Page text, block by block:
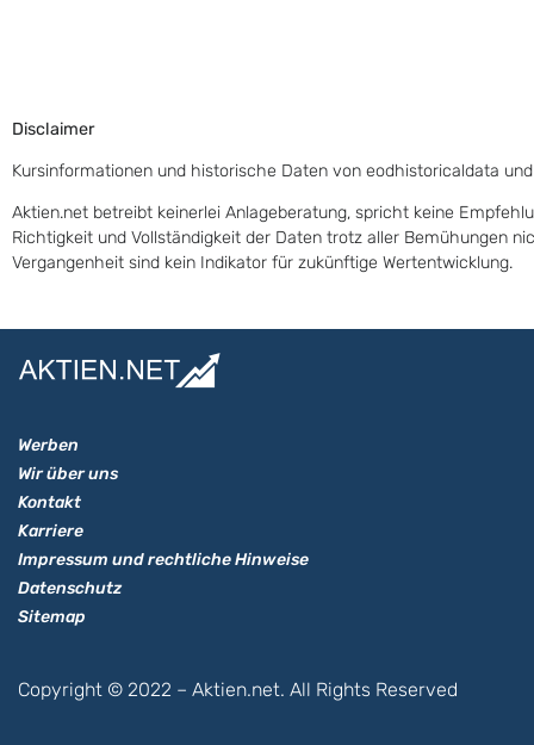
Disclaimer
Kursinformationen und historische Daten von eodhistoricaldata und
Aktien.net betreibt keinerlei Anlageberatung, spricht keine
Richtigkeit und Vollständigkeit der Daten trotz aller Bemühungen
Vergangenheit sind kein Indikator für zukünftige Wertentwicklung.
Werben
Wir über uns
Kontakt
Karriere
Impressum und rechtliche Hinweise
Datenschutz
Sitemap
Copyright © 2022 – Aktien.net. All Rights Reserved